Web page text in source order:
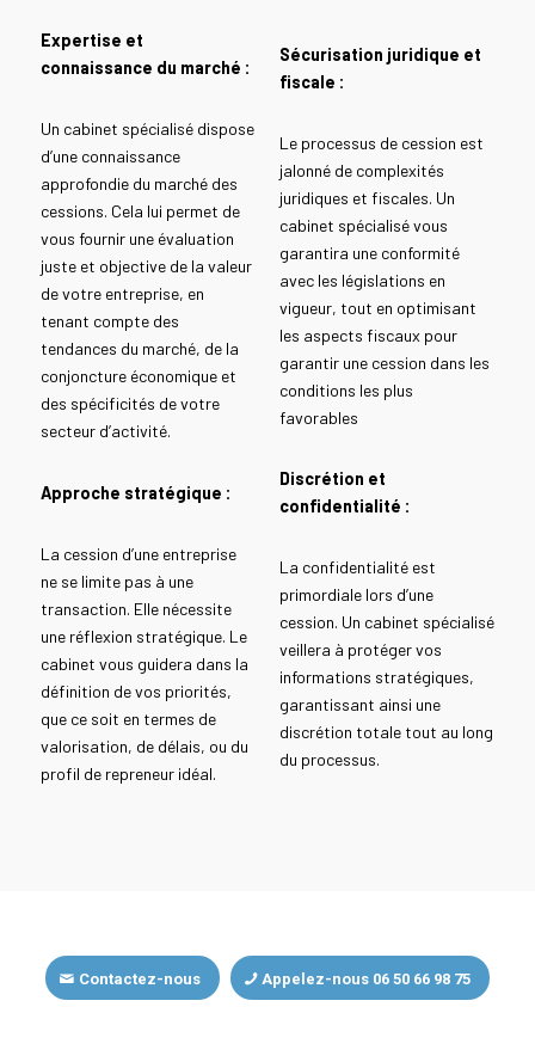
Expertise et
connaissance du marché :
Un cabinet spécialisé dispose
d’une connaissance
approfondie du marché des
cessions. Cela lui permet de
vous fournir une évaluation
juste et objective de la valeur
de votre entreprise, en
tenant compte des
tendances du marché, de la
conjoncture économique et
des spécificités de votre
secteur d’activité.
Approche stratégique :
La cession d’une entreprise
ne se limite pas à une
transaction. Elle nécessite
une réflexion stratégique. Le
cabinet vous guidera dans la
définition de vos priorités,
que ce soit en termes de
valorisation, de délais, ou du
profil de repreneur idéal.
Sécurisation juridique et
fiscale :
Le processus de cession est
jalonné de complexités
juridiques et fiscales. Un
cabinet spécialisé vous
garantira une conformité
avec les législations en
vigueur, tout en optimisant
les aspects fiscaux pour
garantir une cession dans les
conditions les plus
favorables
Discrétion et
confidentialité :
La confidentialité est
primordiale lors d’une
cession. Un cabinet spécialisé
veillera à protéger vos
informations stratégiques,
garantissant ainsi une
discrétion totale tout au long
du processus.
Contactez-nous Appelez-nous 06 50 66 98 75